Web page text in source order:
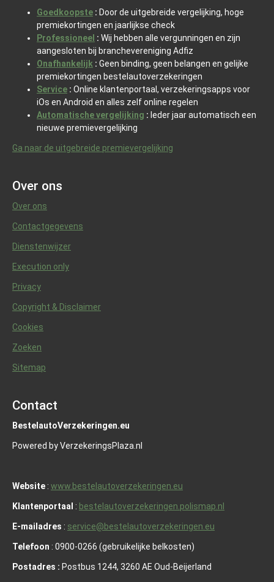
Goedkoopste : Door de uitgebreide vergelijking, hoge
premiekortingen en jaarlijkse check
Professioneel : Wij hebben alle vergunningen en zijn
aangesloten bij branchevereniging Adfiz
Onafhankelijk : Geen binding, geen belangen en gelijke
premiekortingen bestelautoverzekeringen
Service : Online klantenportaal, verzekeringsapps voor
iOs en Android en alles zelf online regelen
Automatische vergelijking : Ieder jaar automatisch een
nieuwe premievergelijking
Ga naar de uitgebreide premievergelijking
Over ons
Over ons
Contactgegevens
Dienstenwijzer
Execution only
Privacy
Copyright & Disclaimer
Cookies
Zoeken
Sitemap
Contact
BestelautoVerzekeringen.eu
Powered by VerzekeringsPlaza.nl
Website : www.bestelautoverzekeringen.eu
Klantenportaal : bestelautoverzekeringen.polismap.nl
E-mailadres : service@bestelautoverzekeringen.eu
Telefoon : 0900-0266 (gebruikelijke belkosten)
Postadres : Postbus 1244, 3260 AE Oud-Beijerland